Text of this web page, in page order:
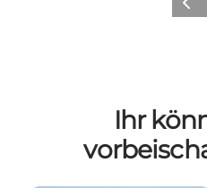
Ihr